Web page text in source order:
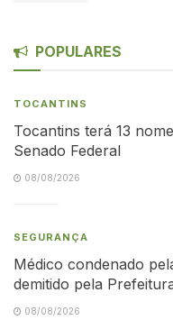
POPULARES
TOCANTINS
Tocantins terá 13
Senado Federal
08/08/2026
SEGURANÇA
Médico condenado
demitido pela
08/08/2026